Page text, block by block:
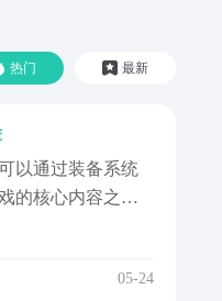
热门 最新
以通过装备系统
的核心内容之
伏龙装备系统介
能够帮助新手玩05-24